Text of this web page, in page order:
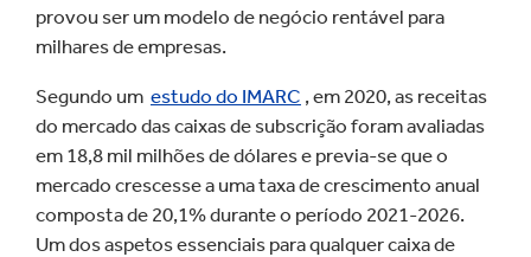
provou ser um modelo de negócio rentável para
milhares de empresas.
Segundo um estudo do IMARC , em 2020, as receitas
do mercado das caixas de subscrição foram avaliadas
em 18,8 mil milhões de dólares e previa-se que o
mercado crescesse a uma taxa de crescimento anual
composta de 20,1% durante o período 2021-2026.
Um dos aspetos essenciais para qualquer caixa de